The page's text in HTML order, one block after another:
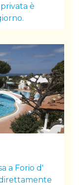
è
a Forio d'
direttamente